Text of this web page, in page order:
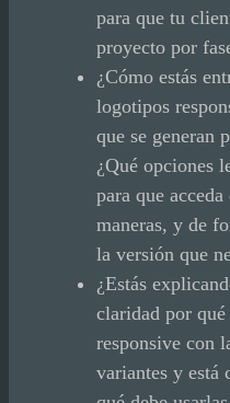
para que tu
proyecto por
¿Cómo estás
logotipos
que se generan
¿Qué opciones
para que
maneras, y de
la versión que
¿Estás
claridad por
responsive con
variantes y está